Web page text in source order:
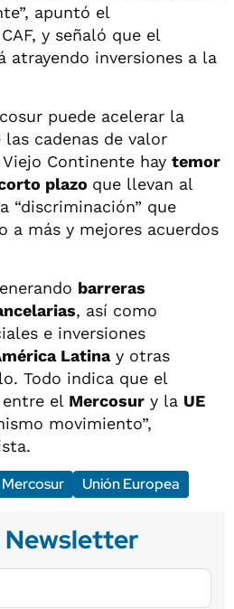
apuntó el
y señaló que el
atrayendo inversiones a la
puede acelerar la
las cadenas de valor
Continente hay temor
plazo que llevan al
“discriminación” que
a más y mejores acuerdos
barreras
, así como
e inversiones
Latinay otras
Todo indica que el
el Mercosur y la UE
movimiento”,
Mercosur Unión Europea